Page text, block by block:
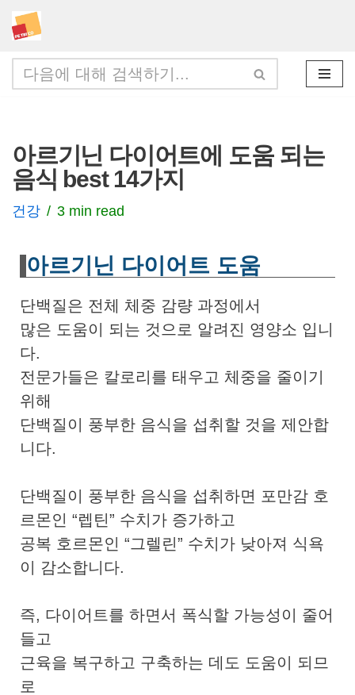
콘
텐
츠
너
뛰
기
아르기닌 다이어트에 도움 되는
음식 best 14가지
건강 3 min read
아르기닌 다이어트 도움
단백질은 전체 체중 감량 과정에서
많은 도움이 되는 것으로 알려진 영양소 입니
다.
전문가들은 칼로리를 태우고 체중을 줄이기
위해
단백질이 풍부한 음식을 섭취할 것을 제안합
니다.
단백질이 풍부한 음식을 섭취하면 포만감 호
르몬인 “렙틴” 수치가 증가하고
공복 호르몬인 “그렐린” 수치가 낮아져 식욕
이 감소합니다.
즉, 다이어트를 하면서 폭식할 가능성이 줄어
들고
근육을 복구하고 구축하는 데도 도움이 되므
로